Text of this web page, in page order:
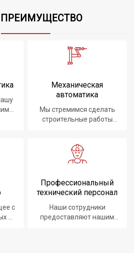
Механическая
автоматика
Мы стремимся сделать
строительные работы
с
и
Профессиональный
технический персонал
Наши сотрудники
предоставляют нашим